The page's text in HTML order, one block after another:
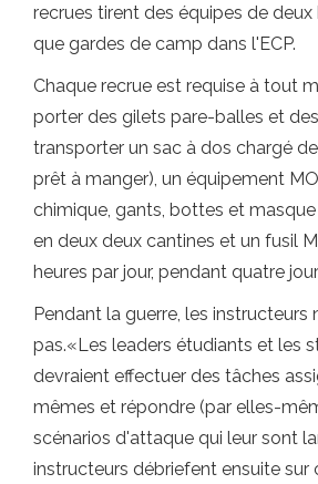
recrues tirent des équipes de deux
que gardes de camp dans l'ECP.
Chaque recrue est requise à tout
porter des gilets pare-balles et
transporter un sac à dos chargé
prêt à manger), un équipement
chimique, gants, bottes et masque
en deux deux cantines et un fusil
heures par jour, pendant quatre
Pendant la guerre, les instructeurs
pas.«Les leaders étudiants et les
devraient effectuer des tâches
mêmes et répondre (par elles-
scénarios d'attaque qui leur sont
instructeurs débriefent ensuite sur